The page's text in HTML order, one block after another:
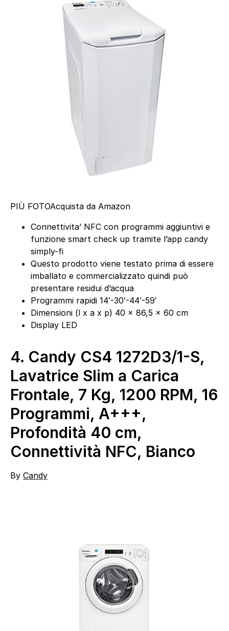
PIÙ FOTOAcquista da Amazon
Connettivita’ NFC con programmi aggiuntivi e
funzione smart check up tramite l’app candy
simply-fi
Questo prodotto viene testato prima di essere
imballato e commercializzato quindi può
presentare residui d’acqua
Programmi rapidi 14′-30′-44′-59′
Dimensioni (l x a x p) 40 x 86,5 x 60 cm
Display LED
4. Candy CS4 1272D3/1-S,
Lavatrice Slim a Carica
Frontale, 7 Kg, 1200 RPM, 16
Programmi, A+++,
Profondità 40 cm,
Connettività NFC, Bianco
By Candy